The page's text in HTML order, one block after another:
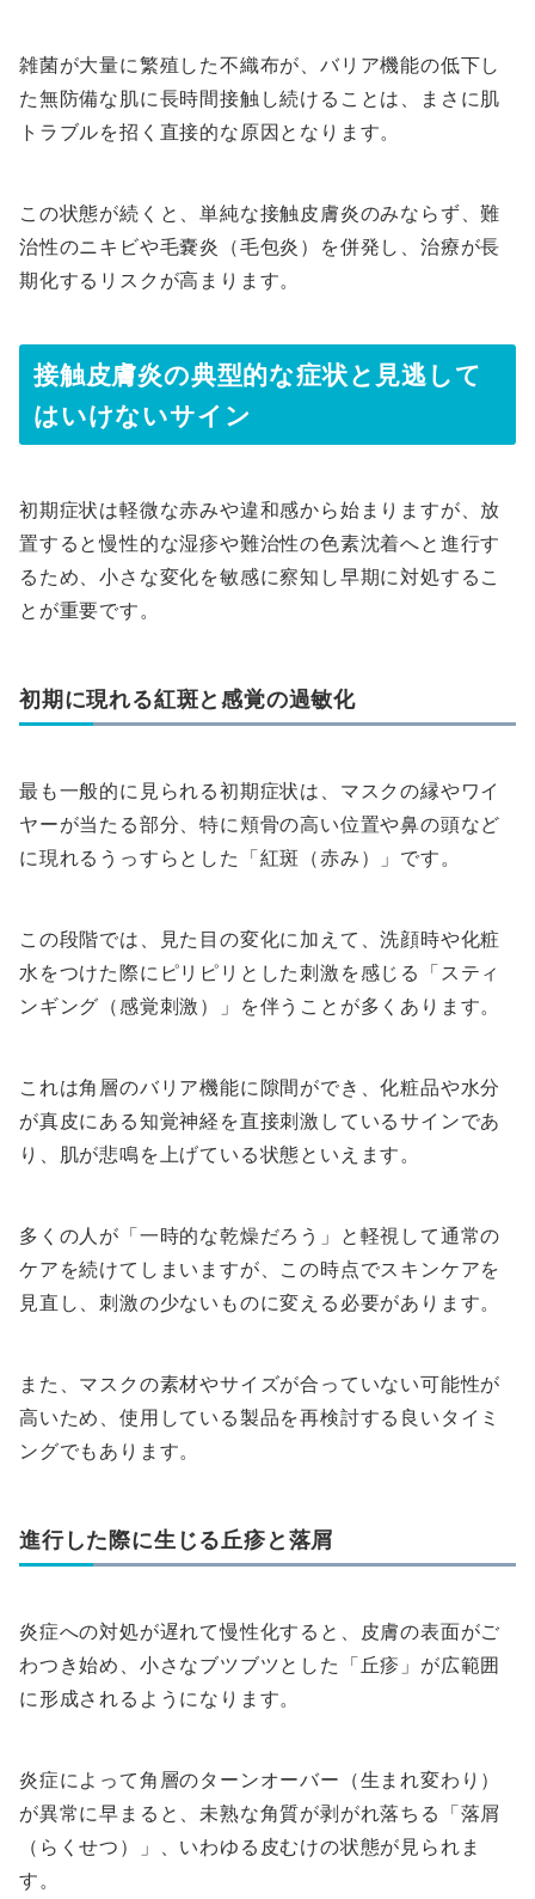
雑菌が大量に繁殖した不織布が、バリア機能の低下し
た無防備な肌に長時間接触し続けることは、まさに肌
トラブルを招く直接的な原因となります。
この状態が続くと、単純な接触皮膚炎のみならず、難
治性のニキビや毛嚢炎（毛包炎）を併発し、治療が長
期化するリスクが高まります。
接触皮膚炎の典型的な症状と見逃して
はいけないサイン
初期症状は軽微な赤みや違和感から始まりますが、放
置すると慢性的な湿疹や難治性の色素沈着へと進行す
るため、小さな変化を敏感に察知し早期に対処するこ
とが重要です。
初期に現れる紅斑と感覚の過敏化
最も一般的に見られる初期症状は、マスクの縁やワイ
ヤーが当たる部分、特に頬骨の高い位置や鼻の頭など
に現れるうっすらとした「紅斑（赤み）」です。
この段階では、見た目の変化に加えて、洗顔時や化粧
水をつけた際にピリピリとした刺激を感じる「スティ
ンギング（感覚刺激）」を伴うことが多くあります。
これは角層のバリア機能に隙間ができ、化粧品や水分
が真皮にある知覚神経を直接刺激しているサインであ
り、肌が悲鳴を上げている状態といえます。
多くの人が「一時的な乾燥だろう」と軽視して通常の
ケアを続けてしまいますが、この時点でスキンケアを
見直し、刺激の少ないものに変える必要があります。
また、マスクの素材やサイズが合っていない可能性が
高いため、使用している製品を再検討する良いタイミ
ングでもあります。
進行した際に生じる丘疹と落屑
炎症への対処が遅れて慢性化すると、皮膚の表面がご
わつき始め、小さなブツブツとした「丘疹」が広範囲
に形成されるようになります。
炎症によって角層のターンオーバー（生まれ変わり）
が異常に早まると、未熟な角質が剥がれ落ちる「落屑
（らくせつ）」、いわゆる皮むけの状態が見られま
す。